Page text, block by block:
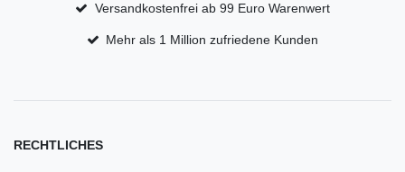
Versandkostenfrei ab 99 Euro Warenwert
Mehr als 1 Million zufriedene Kunden
RECHTLICHES